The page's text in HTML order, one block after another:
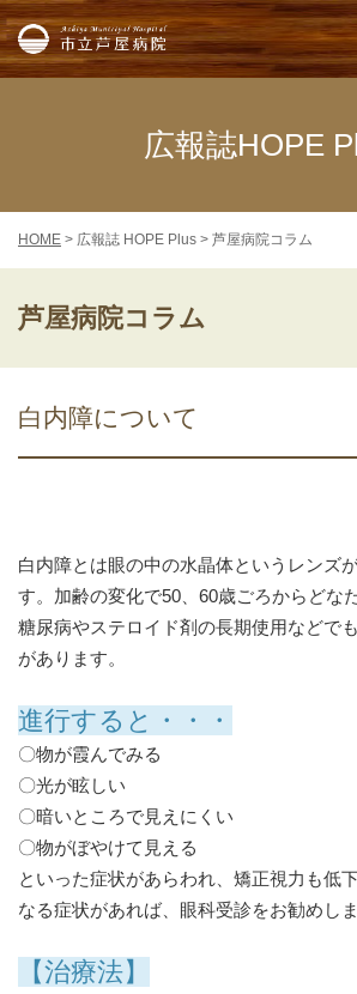
市立芦
広報誌HOPE
HOME > 広報誌 HOPE Plus > 芦屋病院コラム
芦屋病院コラム
白内障について
白内障とは眼の中の水晶体というレンズ
す。加齢の変化で50、60歳ごろからどな
糖尿病やステロイド剤の長期使用などで
があります。
進行すると ・・・
〇物が霞んでみる
〇光が眩しい
〇暗いところで見えにくい
〇物がぼやけて見える
といった症状があらわれ、矯正視力も低
なる症状があれば、眼科受診をお勧めしま
【治療法】